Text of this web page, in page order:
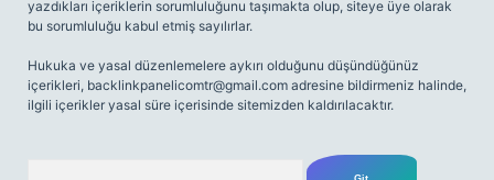
yazdıkları içeriklerin sorumluluğunu taşımakta olup, siteye üye olarak
bu sorumluluğu kabul etmiş sayılırlar.
Hukuka ve yasal düzenlemelere aykırı olduğunu düşündüğünüz
içerikleri, backlinkpanelicomtr@gmail.com adresine bildirmeniz halinde,
ilgili içerikler yasal süre içerisinde sitemizden kaldırılacaktır.